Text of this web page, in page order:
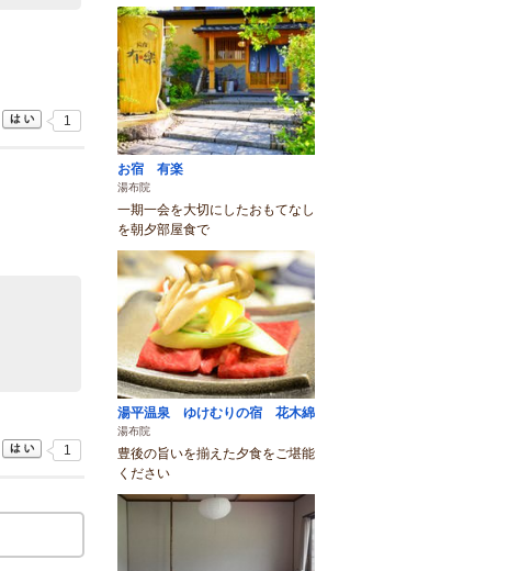
1
1
お宿 有楽
湯布院
一期一会を大切にしたおもてなし
を朝夕部屋食で
湯平温泉 ゆけむりの宿 花木綿
湯布院
豊後の旨いを揃えた夕食をご堪能
ください